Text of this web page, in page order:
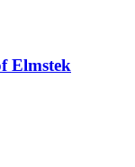
Elmstek